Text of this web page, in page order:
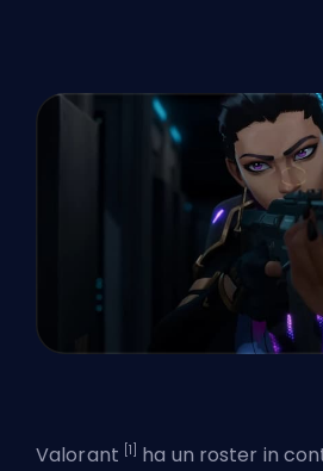
Valorant [1] ha un roster in